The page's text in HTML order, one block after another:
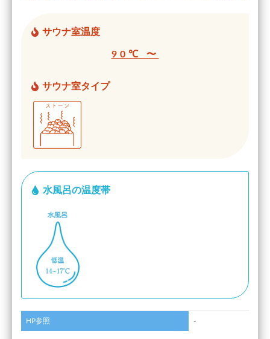
サウナ室温度
90℃ 〜
サウナ室タイプ
水風呂の温度帯
HP参照 -